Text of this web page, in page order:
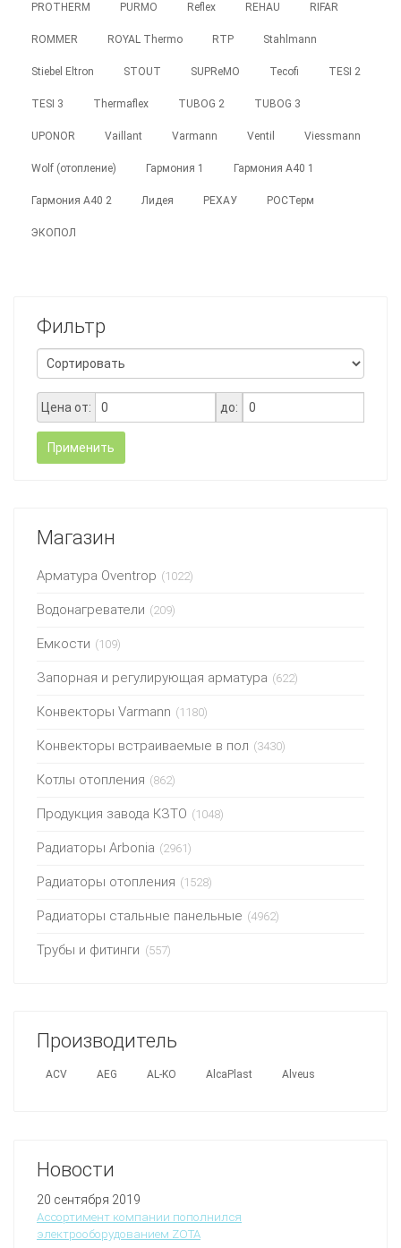
PROTHERM PURMO Reflex REHAU RIFAR
ROMMER ROYAL Thermo RTP Stahlmann
Stiebel Eltron STOUT SUPReMO Tecofi TESI 2
TESI 3 Thermaflex TUBOG 2 TUBOG 3
UPONOR Vaillant Varmann Ventil Viessmann
Wolf (отопление) Гармония 1 Гармония А40 1
Гармония А40 2 Лидея РЕХАУ РОСТерм
ЭКОПОЛ
Фильтр
Цена от: до:
Применить
Магазин
Арматура Oventrop (1022)
Водонагреватели (209)
Емкости (109)
Запорная и регулирующая арматура (622)
Конвекторы Varmann (1180)
Конвекторы встраиваемые в пол (3430)
Котлы отопления (862)
Продукция завода КЗТО (1048)
Радиаторы Arbonia (2961)
Радиаторы отопления (1528)
Радиаторы стальные панельные (4962)
Трубы и фитинги (557)
Производитель
ACV AEG AL-KO AlcaPlast Alveus
Новости
20 сентября 2019
Ассортимент компании пополнился
электрооборудованием ZOTA